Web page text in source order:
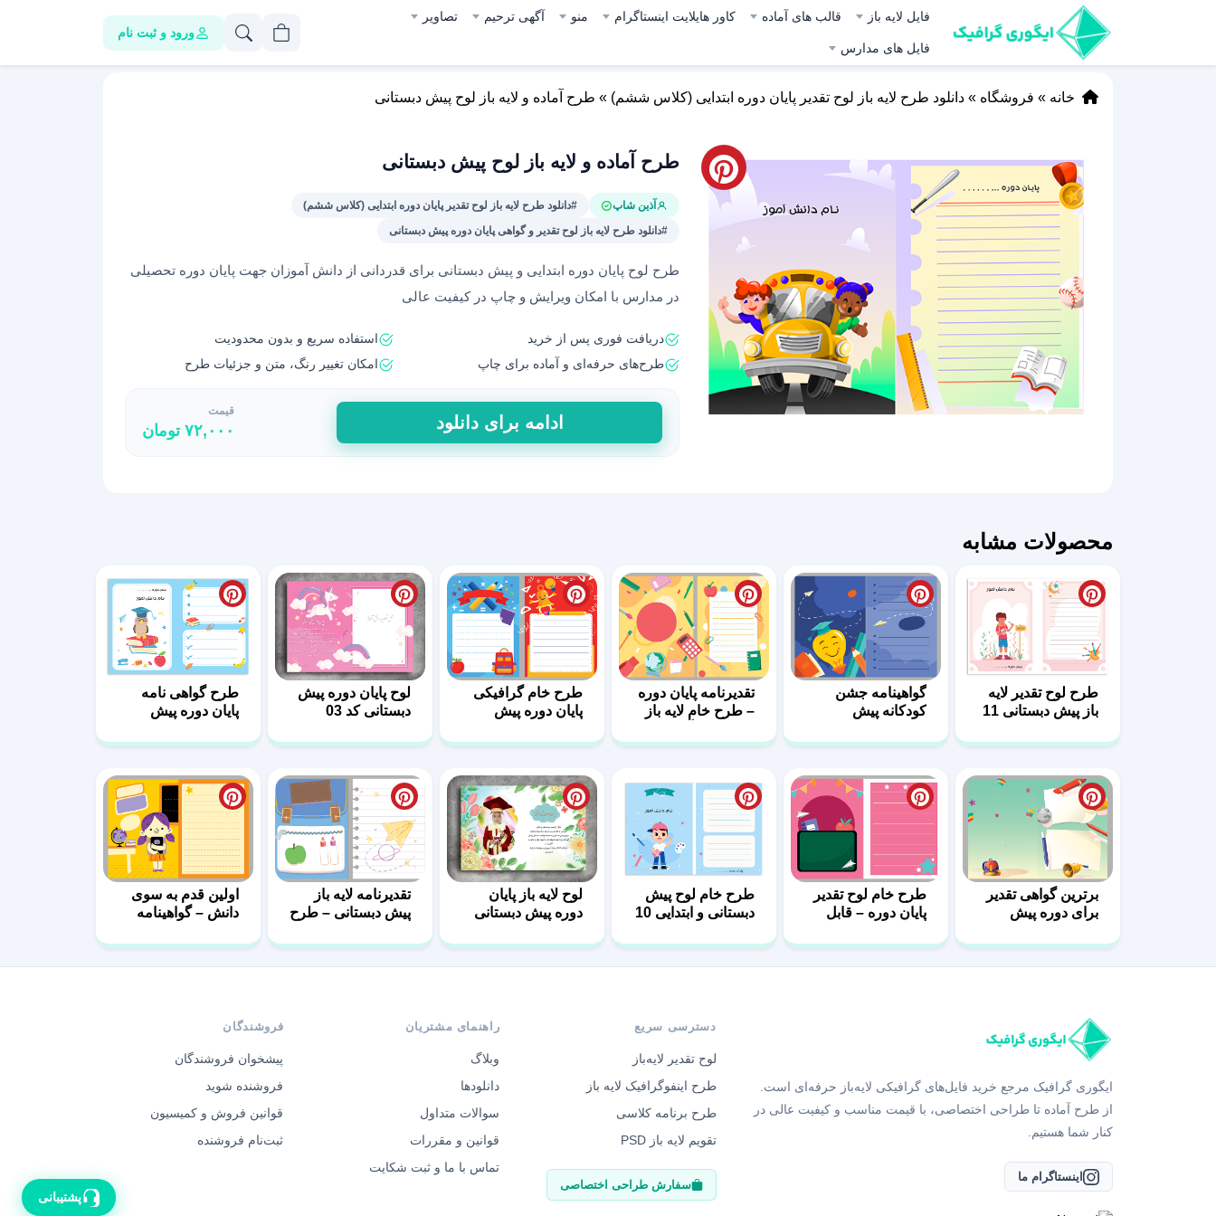
فایل لایه باز قالب های آماده کاور هایلایت اینستاگرام منو آگهی ترحیم تصاویر
فایل های مدارس
ورود و ثبت نام
خانه » فروشگاه » دانلود طرح لایه باز لوح تقدیر پایان دوره ابتدایی (کلاس ششم) » طرح آماده و لایه باز لوح پیش دبستانی
طرح آماده و لایه باز لوح پیش دبستانی
آذین شاپ
#دانلود طرح لایه باز لوح تقدیر پایان دوره ابتدایی (کلاس ششم)
#دانلود طرح لایه باز لوح تقدیر و گواهی پایان دوره پیش دبستانی
طرح لوح پایان دوره ابتدایی و پیش دبستانی برای قدردانی از دانش آموزان جهت پایان دوره تحصیلی
در مدارس با امکان ویرایش و چاپ در کیفیت عالی
دریافت فوری پس از خرید
استفاده سریع و بدون محدودیت
طرح‌های حرفه‌ای و آماده برای چاپ
امکان تغییر رنگ، متن و جزئیات طرح
طرح
آماده
و
عدد
ادامه برای دانلود
قیمت
۷۲,۰۰۰ تومان
محصولات مشابه
طرح لوح تقدیر لایه
باز پیش دبستانی 11
گواهینامه جشن
کودکانه پیش
تقدیرنامه پایان دوره
– طرح خام لایه باز
طرح خام گرافیکی
پایان دوره پیش
لوح پایان دوره پیش
دبستانی کد 03
طرح گواهی نامه
پایان دوره پیش
برترین گواهی تقدیر
برای دوره پیش
طرح خام لوح تقدیر
پایان دوره – قابل
طرح خام لوح پیش
دبستانی و ابتدایی 10
لوح لایه باز پایان
دوره پیش دبستانی
تقدیرنامه لایه باز
پیش دبستانی – طرح
اولین قدم به سوی
دانش – گواهینامه
مهدکودک
ایگوری گرافیک مرجع خرید فایل‌های گرافیکی لایه‌باز حرفه‌ای است.
از طرح آماده تا طراحی اختصاصی، با قیمت مناسب و کیفیت عالی در
کنار شما هستیم.
اینستاگرام ما
دسترسی سریع
لوح تقدیر لایه‌باز
طرح اینفوگرافیک لایه باز
طرح برنامه کلاسی
تقویم لایه باز PSD
سفارش طراحی اختصاصی
راهنمای مشتریان
وبلاگ
دانلودها
سوالات متداول
قوانین و مقررات
تماس با ما و ثبت شکایت
فروشندگان
پیشخوان فروشندگان
فروشنده شوید
قوانین فروش و کمیسیون
ثبت‌نام فروشنده
پشتیبانی